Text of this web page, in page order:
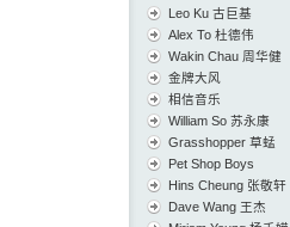
Leo Ku 古巨基
Alex To 杜德伟
Wakin Chau 周华健
金牌大风
相信音乐
William So 苏永康
Grasshopper 草蜢
Pet Shop Boys
Hins Cheung 张敬轩
Dave Wang 王杰